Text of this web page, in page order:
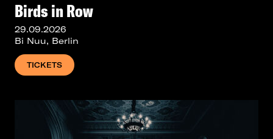
Birds in Row
29.09.2026
Bi Nuu, Berlin
TICKETS